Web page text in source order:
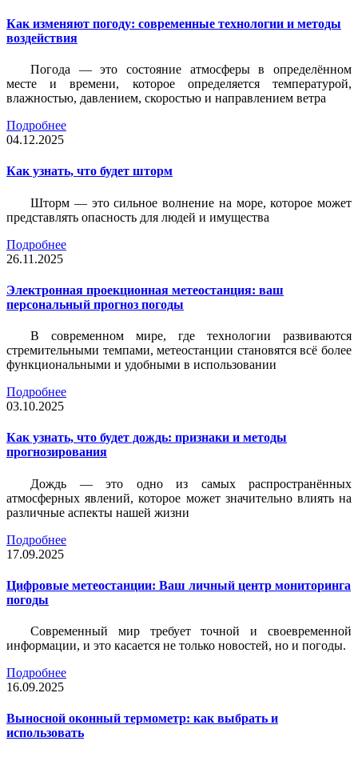
Как изменяют погоду: современные технологии и методы
воздействия
Погода — это состояние атмосферы в определённом
месте и времени, которое определяется температурой,
влажностью, давлением, скоростью и направлением ветра
Подробнее
04.12.2025
Как узнать, что будет шторм
Шторм — это сильное волнение на море, которое может
представлять опасность для людей и имущества
Подробнее
26.11.2025
Электронная проекционная метеостанция: ваш
персональный прогноз погоды
В современном мире, где технологии развиваются
стремительными темпами, метеостанции становятся всё более
функциональными и удобными в использовании
Подробнее
03.10.2025
Как узнать, что будет дождь: признаки и методы
прогнозирования
Дождь — это одно из самых распространённых
атмосферных явлений, которое может значительно влиять на
различные аспекты нашей жизни
Подробнее
17.09.2025
Цифровые метеостанции: Ваш личный центр мониторинга
погоды
Современный мир требует точной и своевременной
информации, и это касается не только новостей, но и погоды.
Подробнее
16.09.2025
Выносной оконный термометр: как выбрать и
использовать